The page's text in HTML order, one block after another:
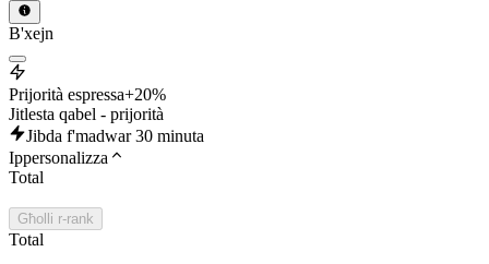
B'xejn
Prijorità espressa+20%
Jitlesta qabel - prijorità
Jibda f'madwar 30 minuta
Ippersonalizza
Total
Għolli r-rank
Total